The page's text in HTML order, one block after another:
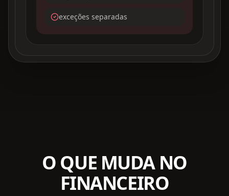
exceções separadas
O QUE MUDA NO
FINANCEIRO